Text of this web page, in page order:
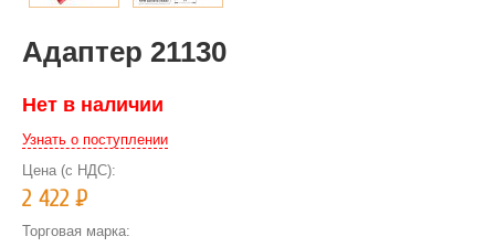
Адаптер 21130
Нет в наличии
Узнать о поступлении
Цена (с НДС):
2 422Р
Торговая марка: